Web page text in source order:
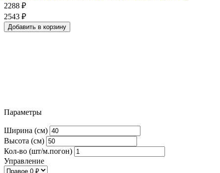
2288 ₽
2543 ₽
Добавить в корзину
Параметры
Ширина (см)
Высота (см)
Кол-во (шт/м.погон)
Управление